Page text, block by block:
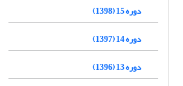
دوره 15 (1398)
دوره 14 (1397)
دوره 13 (1396)